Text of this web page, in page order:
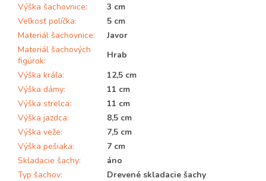
Výška šachovnice:
3 cm
Veľkosť políčka:
5 cm
Materiál šachovnice:
Javor
Materiál šachových
figúrok:
Hrab
Výška kráľa:
12,5 cm
Výška dámy:
11 cm
Výška strelca:
11 cm
Výška jazdca:
8,5 cm
Výška veže:
7,5 cm
Výška pešiaka:
7 cm
Skladacie šachy:
áno
Typ šachov:
Drevené skladacie šachy